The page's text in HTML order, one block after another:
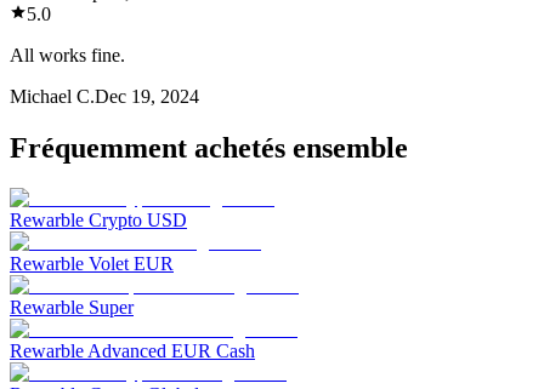
5.0
All works fine.
Michael C.Dec 19, 2024
Fréquemment achetés ensemble
Rewarble Crypto USD
Rewarble Volet EUR
Rewarble Super
Rewarble Advanced EUR Cash